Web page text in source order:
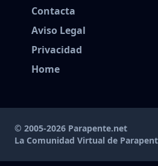
Contacta
Aviso Legal
Privacidad
Home
© 2005-2026 Parapente.net
La Comunidad Virtual de